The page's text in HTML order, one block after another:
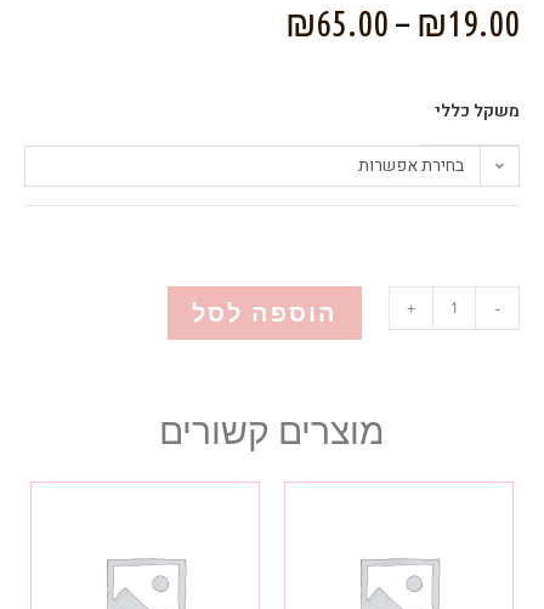
₪19.00
–
₪65.00
משקל כללי
בחירת אפשרות
-
+ הוספה לסל
מוצרים קשורים